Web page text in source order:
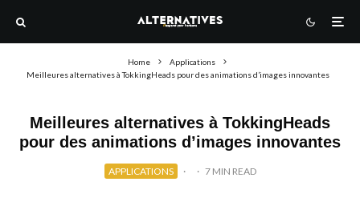
Home
Applications
Meilleures alternatives à TokkingHeads pour des animations d’images innovantes
Meilleures alternatives à TokkingHeads
pour des animations d’images innovantes
APPLICATIONS · · 7 MIN READ